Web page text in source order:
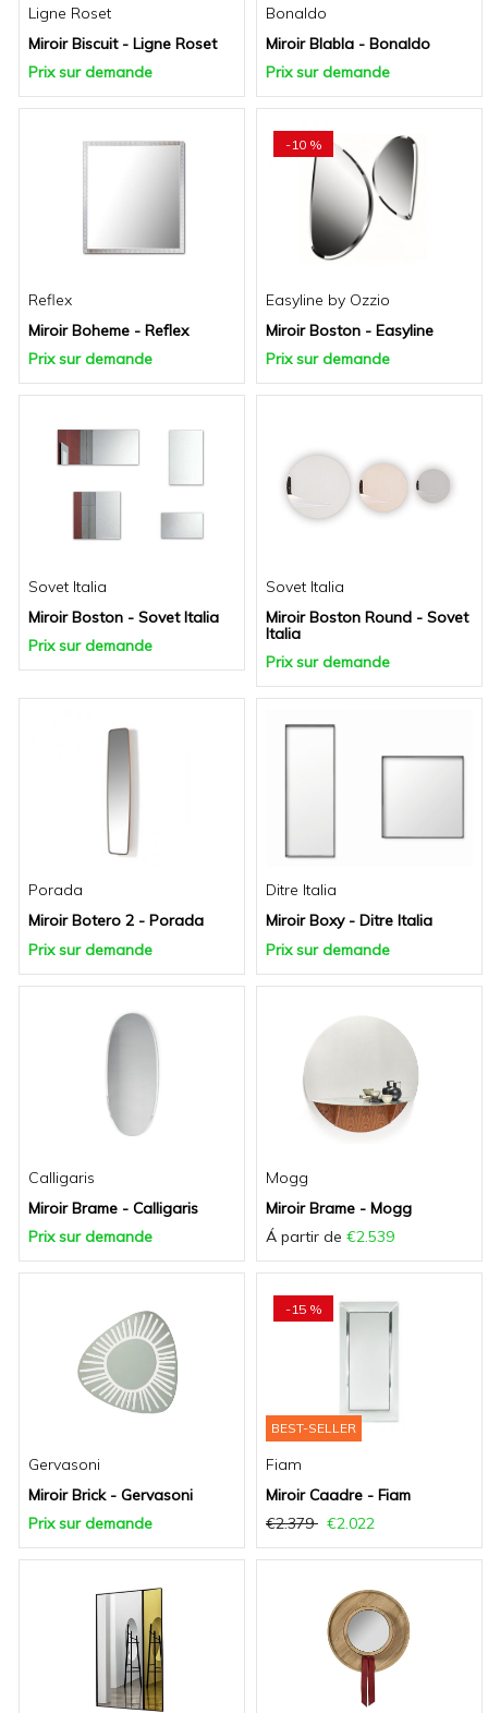
Ligne Roset
Miroir Biscuit - Ligne Roset
Prix sur demande
Bonaldo
Miroir Blabla - Bonaldo
Prix sur demande
Reflex
Miroir Boheme - Reflex
Prix sur demande
-10 %
Easyline by Ozzio
Miroir Boston - Easyline
Prix sur demande
Sovet Italia
Miroir Boston - Sovet Italia
Prix sur demande
Sovet Italia
Miroir Boston Round - Sovet
Italia
Prix sur demande
Porada
Miroir Botero 2 - Porada
Prix sur demande
Ditre Italia
Miroir Boxy - Ditre Italia
Prix sur demande
Calligaris
Miroir Brame - Calligaris
Prix sur demande
Mogg
Miroir Brame - Mogg
Á partir de €2.539
Gervasoni
Miroir Brick - Gervasoni
Prix sur demande
-15 %
BEST-SELLER
Fiam
Miroir Caadre - Fiam
€2.379
€2.022